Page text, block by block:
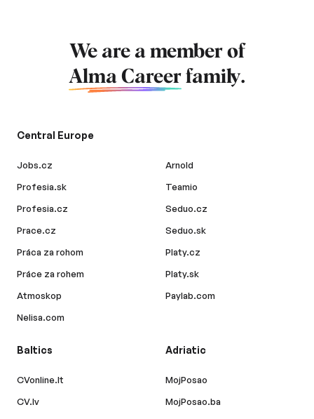
We are a member of
Alma Career family.
Central Europe
Jobs.cz
Profesia.sk
Profesia.cz
Prace.cz
Práca za rohom
Práce za rohem
Atmoskop
Nelisa.com
Arnold
Teamio
Seduo.cz
Seduo.sk
Platy.cz
Platy.sk
Paylab.com
Baltics
CVonline.lt
CV.lv
Adriatic
MojPosao
MojPosao.ba